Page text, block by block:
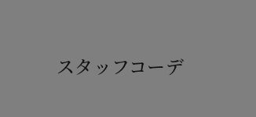
スタッフコーデ